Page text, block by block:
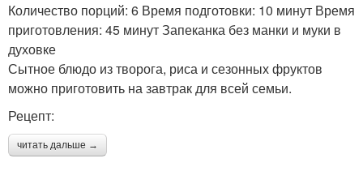
Количество порций: 6 Время подготовки: 10 минут Время
приготовления: 45 минут Запеканка без манки и муки в
духовке
Сытное блюдо из творога, риса и сезонных фруктов
можно приготовить на завтрак для всей семьи.
Рецепт:
читать дальше →